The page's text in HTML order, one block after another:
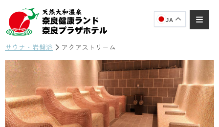
JA
サウナ・岩盤浴 アクアストリーム
AIコンシェルジュ
オンライン
奈良健康ランド AIコンシェルジュです。